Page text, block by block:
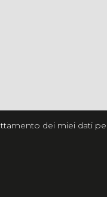
dei miei dati